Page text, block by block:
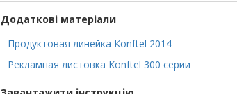
Додаткові матеріали
Продуктовая линейка Konftel 2014
Рекламная листовка Konftel 300 серии